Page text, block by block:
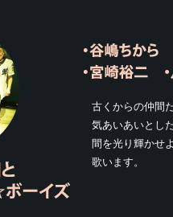
古くからの仲間
気あいあいとし
間を光り輝かせ
歌います。